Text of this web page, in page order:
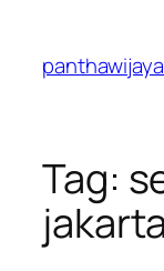
konten
Tag: